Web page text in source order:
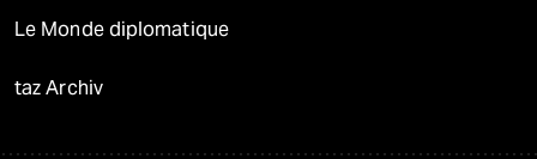
Le Monde diplomatique
taz Archiv